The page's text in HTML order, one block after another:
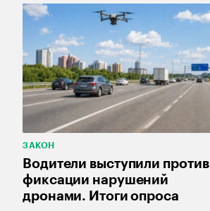
ЗАКОН
Водители выступили против
фиксации нарушений
дронами. Итоги опроса